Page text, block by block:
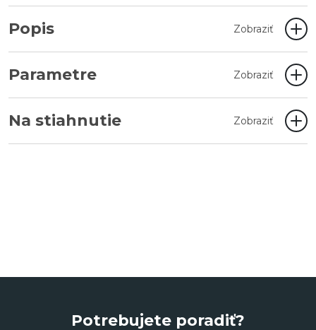
Popis Zobraziť
Parametre Zobraziť
Na stiahnutie Zobraziť
Potrebujete poradiť?